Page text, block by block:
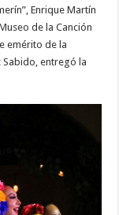
Enrique Martín
de la Canción
emérito de la
Sabido, entregó la